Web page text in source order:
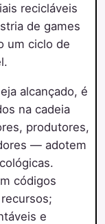
recicláveis
de games
um ciclo de
alcançado, é
na cadeia
produtores,
— adotem
códigos
e